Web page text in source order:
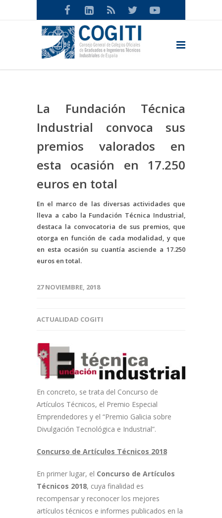
La Fundación Técnica
Industrial convoca sus
premios valorados en
esta ocasión en 17.250
euros en total
En el marco de las diversas actividades que
lleva a cabo la Fundación Técnica Industrial,
destaca la convocatoria de sus premios, que
otorga en función de cada modalidad, y que
en esta ocasión su cuantía asciende a 17.250
euros en total.
27 NOVIEMBRE, 2018
ACTUALIDAD COGITI
En concreto, se trata del Concurso de
Artículos Técnicos, el Premio Especial
Emprendedores y el “Premio Galicia sobre
Divulgación Tecnológica e Industrial”.
Concurso de Artículos Técnicos 2018
En primer lugar, el Concurso de Artículos
Técnicos 2018, cuya finalidad es
recompensar y reconocer los mejores
artículos técnicos e informes publicados en la